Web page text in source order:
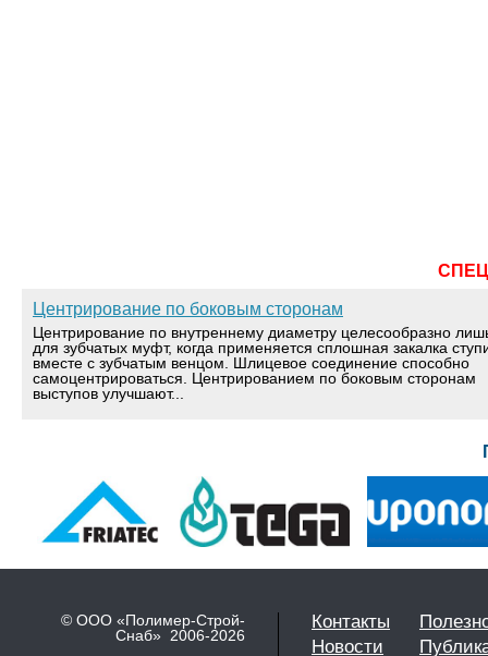
Центрирование по боковым сторонам
Центрирование по внутреннему диаметру целесообразно
для зубчатых муфт, когда применяется сплошная закалка
вместе с зубчатым венцом. Шлицевое соединение способно
самоцентрироваться. Центрированием по боковым сторонам
выступов улучшают...
© ООО «Полимер-Строй-
Снаб» 2006-2026
Контакты
Новости